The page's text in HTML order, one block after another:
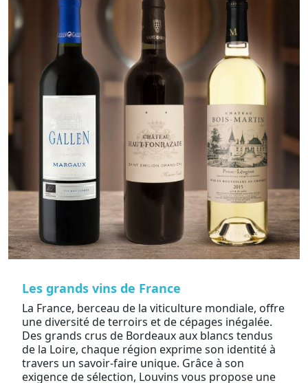
Les grands vins de France
La France, berceau de la viticulture mondiale, offre
une diversité de terroirs et de cépages inégalée.
Des grands crus de Bordeaux aux blancs tendus
de la Loire, chaque région exprime son identité à
travers un savoir-faire unique. Grâce à son
exigence de sélection, Louvins vous propose une